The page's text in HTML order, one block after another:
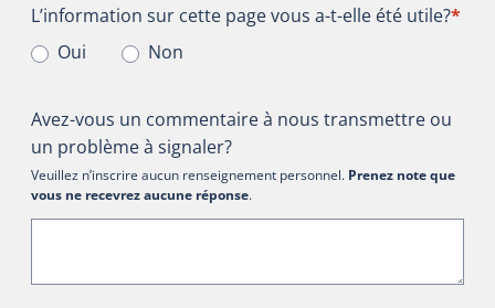
L’information sur cette page vous a-t-elle été utile?
L’information sur cette page vous a-t-elle été utile?*
Oui
Non
Avez-vous un commentaire à nous transmettre ou
un problème à signaler?
Veuillez n’inscrire aucun renseignement personnel. Prenez note que
vous ne recevrez aucune réponse.